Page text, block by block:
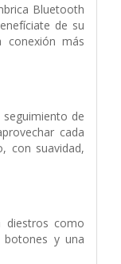
Bluetooth
de su
conexión más
de
cada
con suavidad,
diestros como
botones y una